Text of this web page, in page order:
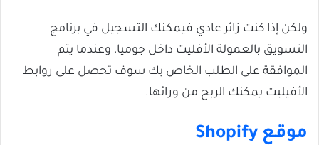
ولكن إذا كنت زائر عادي فيمكنك التسجيل في برنامج
التسويق بالعمولة الأفليت داخل جوميا، وعندما يتم
الموافقة على الطلب الخاص بك سوف تحصل على روابط
الأفيليت يمكنك الربح من ورائها.
موقع Shopify